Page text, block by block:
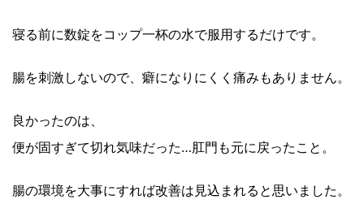
寝る前に数錠をコップ一杯の水で服用するだけです。
腸を刺激しないので、癖になりにくく痛みもありません。
良かったのは、
便が固すぎて切れ気味だった…肛門も元に戻ったこと。
腸の環境を大事にすれば改善は見込まれると思いました。